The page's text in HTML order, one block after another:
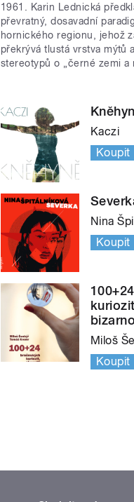
1961. Karin Lednická
převratný, dosavadní
hornického regionu, jehož
překrývá tlustá vrstva mýtů
stereotypů o „černé zemi a
Kaczi
Koupit
Nina
Koupit
Miloš
Koupit